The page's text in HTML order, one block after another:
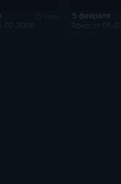
5 февраля